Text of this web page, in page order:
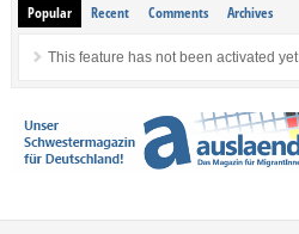
Popular Recent Comments Archives
This feature has not been activated yet.